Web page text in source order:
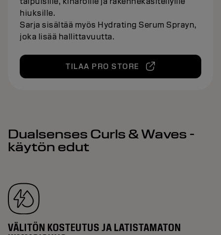
hiuksille.
Sarja sisältää myös Hydrating Serum Sprayn,
joka lisää hallittavuutta.
TILAA PRO STORE
Dualsenses Curls & Waves -
käytön edut
VÄLITÖN KOSTEUTUS JA LATISTAMATON